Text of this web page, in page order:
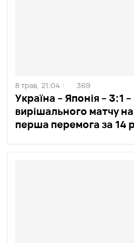
Україна – Японія – 3:1
вирішального матчу
перша перемога за 14
8 трав, 21:04 / 369